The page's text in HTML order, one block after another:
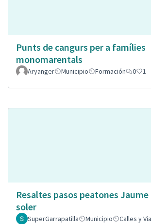
Punts de cangurs per a famílies
monomarentals
Aryanger Municipio Formación 0 1
Resaltes pasos peatones Jaume
soler
SuperGarrapatilla Municipio Calles y